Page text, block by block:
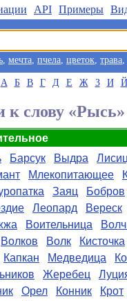
API Примеры
, мечта, пчела, цветок, трава,
А Б В Г Д Е Ж З И Й
к слову «Рысь»
Барсук Выдра
Млекопитающее
Заяц
Бобров
Леопард
Вереск
Воительница
Волков Волк
Кисточка
Капкан Медведица
Жеребец
Орел Конник
Крот